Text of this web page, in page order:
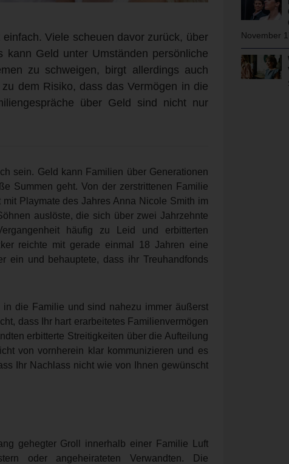
Viele scheuen davor zurück, über
Geld unter Umständen persönliche
zu schweigen, birgt allerdings auch
dem Risiko, dass das Vermögen in die
über Geld sind nicht nur
sein. Geld kann Familien über Generationen
Summen geht. Von der zerstrittenen Familie
Playmate des Jahres Anna Nicole Smith im
auslöste, die sich über zwei Jahrzehnte
häufig zu Leid und erbitterten
reichte mit gerade einmal 18 Jahren eine
ein und behauptete, dass ihr Treuhandfonds
die Familie und sind nahezu immer äußerst
dass Ihr hart erarbeitetes Familienvermögen
erbitterte Streitigkeiten über die Aufteilung
von vornherein klar kommunizieren und es
Ihr Nachlass nicht wie von Ihnen gewünscht
gehegter Groll innerhalb einer Familie Luft
oder angeheirateten Verwandten. Die
November